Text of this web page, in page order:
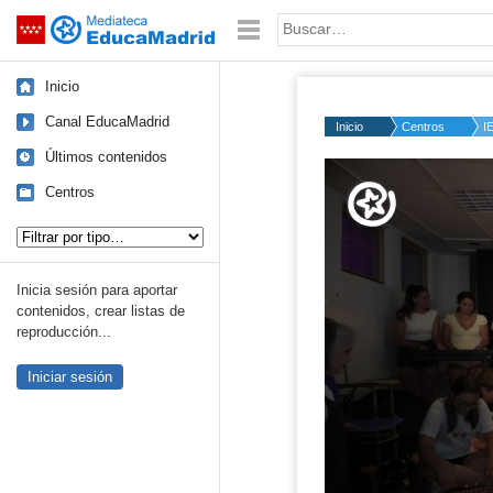
Saltar navegación Palabra o frase:
Inicio
Canal EducaMadrid
Últimos contenidos
Centros
Inicia sesión para aportar
contenidos, crear listas de
reproducción...
Iniciar sesión
Inicio Centros
50%